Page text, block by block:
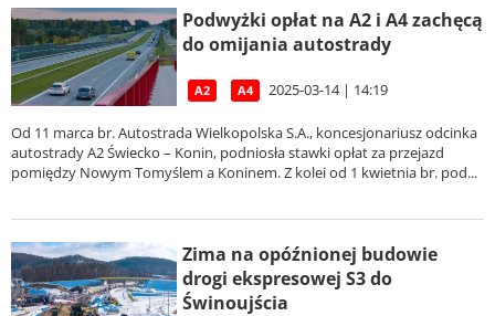
Podwyżki opłat na A2 i A4 zachęcą
do omijania autostrady
A2 A4 2025-03-14 | 14:19
Od 11 marca br. Autostrada Wielkopolska S.A., koncesjonariusz odcinka
autostrady A2 Świecko – Konin, podniosła stawki opłat za przejazd
pomiędzy Nowym Tomyślem a Koninem. Z kolei od 1 kwietnia br. pod...
Zima na opóźnionej budowie
drogi ekspresowej S3 do
Świnoujścia